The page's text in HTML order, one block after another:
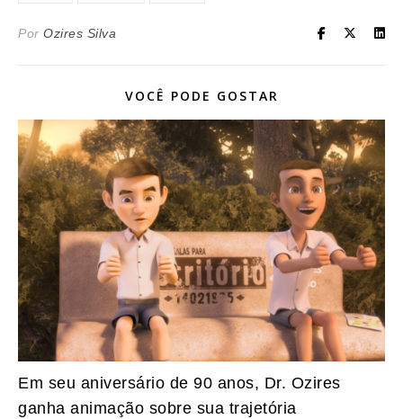
Por Ozires Silva
VOCÊ PODE GOSTAR
Em seu aniversário de 90 anos, Dr. Ozires
ganha animação sobre sua trajetória